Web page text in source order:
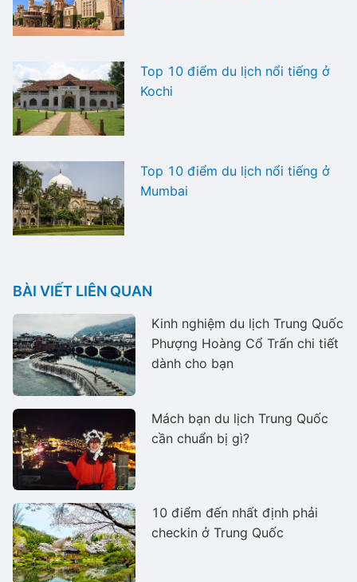
Top 10 điểm du lịch nổi tiếng ở
Kochi
Top 10 điểm du lịch nổi tiếng ở
Mumbai
BÀI VIẾT LIÊN QUAN
Kinh nghiệm du lịch Trung Quốc
Phượng Hoàng Cổ Trấn chi tiết
dành cho bạn
Mách bạn du lịch Trung Quốc
cần chuẩn bị gì?
10 điểm đến nhất định phải
checkin ở Trung Quốc